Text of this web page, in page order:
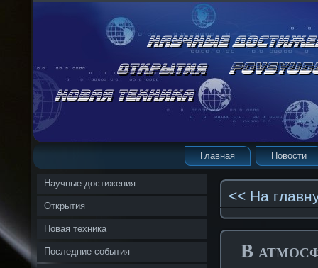
Главная Новости
Научные достижения
Открытия
Новая техника
Последние события
<< На
В